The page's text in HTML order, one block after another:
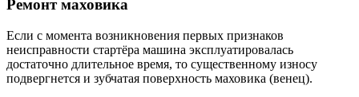
Ремонт маховика
Если с момента возникновения первых признаков
неисправности стартёра машина эксплуатировалась
достаточно длительное время, то существенному износу
подвергнется и зубчатая поверхность маховика (венец).